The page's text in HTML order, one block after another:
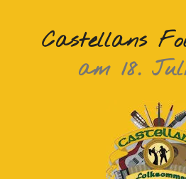
springenCastellans
am 18.